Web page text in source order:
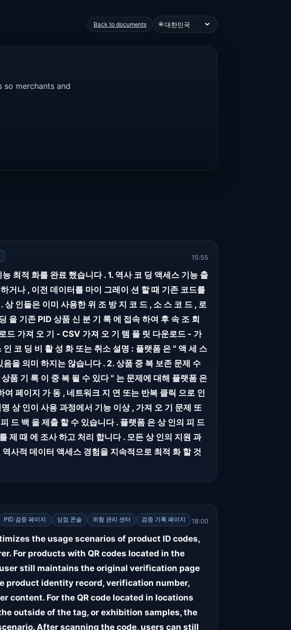
Back to documents 🌐
so merchants and
15:55
최적 화를 완료 했습니다 . 1. 역사 코 딩 액세스 기능 출
거나 , 이전 데이터를 마이 그레이 션 할 때 기존 코드를
인들은 이미 사용한 위 조 방 지 코 드 , 소 스 코 드 , 로
을 기존 PID 상품 신 분 기 록 에 접속 하여 후 속 조 회
드 가져 오 기 - CSV 가져 오 기 템 플 릿 다운로드 - 가
코 딩 비 활 성 화 또는 취소 설명 : 플랫폼 은 " 액 세 스
을 의미 하지는 않습니다 . 2. 상품 중 복 보존 문제 수
품 기 록 이 중 복 될 수 있다 " 는 문제에 대해 플랫폼 은
페이지 가 동 , 네트워크 지 연 또는 반복 클릭 으로 인
상 인이 사용 과정에서 기능 이상 , 가져 오 기 문제 또
드 백 을 제출 할 수 있습니다 . 플랫폼 은 상 인의 피 드
제 때 에 조사 하고 처리 합니다 . 모든 상 인의 지원 과
사적 데이터 액세스 경험을 지속적으로 최적 화 할 것
PID 검증 페이지 상점 콘솔 위험 관리 센터 검증 기록 페이지 18:00
the usage scenarios of product ID codes,
For products with QR codes located in the
still maintains the original verification page
product identity record, verification number,
content. For the QR code located in locations
outside of the tag, or exhibition samples, the
After scanning the code, users can still